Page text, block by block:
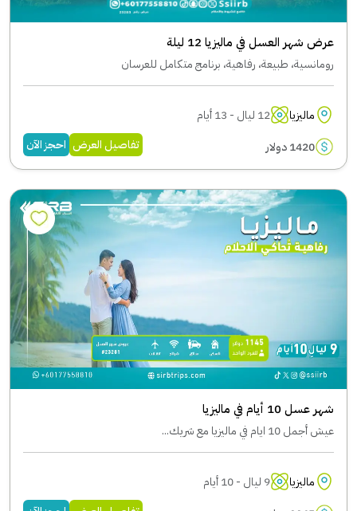
عرض شهر العسل في ماليزيا 12 ليلة
رومانسية، طبيعة، رفاهية، برنامج متكامل للعرسان
ماليزيا
12 ليال - 13 أيام
1420 دولار
تفاصيل العرض احجز الآن
شهر عسل 10 أيام في ماليزيا
عيش أجمل 10 ايام في ماليزيا مع شريك...
ماليزيا
9 ليال - 10 أيام